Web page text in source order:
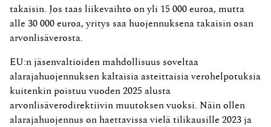
takaisin. Jos taas liikevaihto on yli 15 000 euroa, mutta
alle 30 000 euroa, yritys saa huojennuksena takaisin osan
arvonlisäverosta.
EU:n jäsenvaltioiden mahdollisuus soveltaa
alarajahuojennuksen kaltaisia asteittaisia verohelpotuksia
kuitenkin poistuu vuoden 2025 alusta
arvonlisäverodirektiivin muutoksen vuoksi. Näin ollen
alarajahuojennus on haettavissa vielä tilikausille 2023 ja